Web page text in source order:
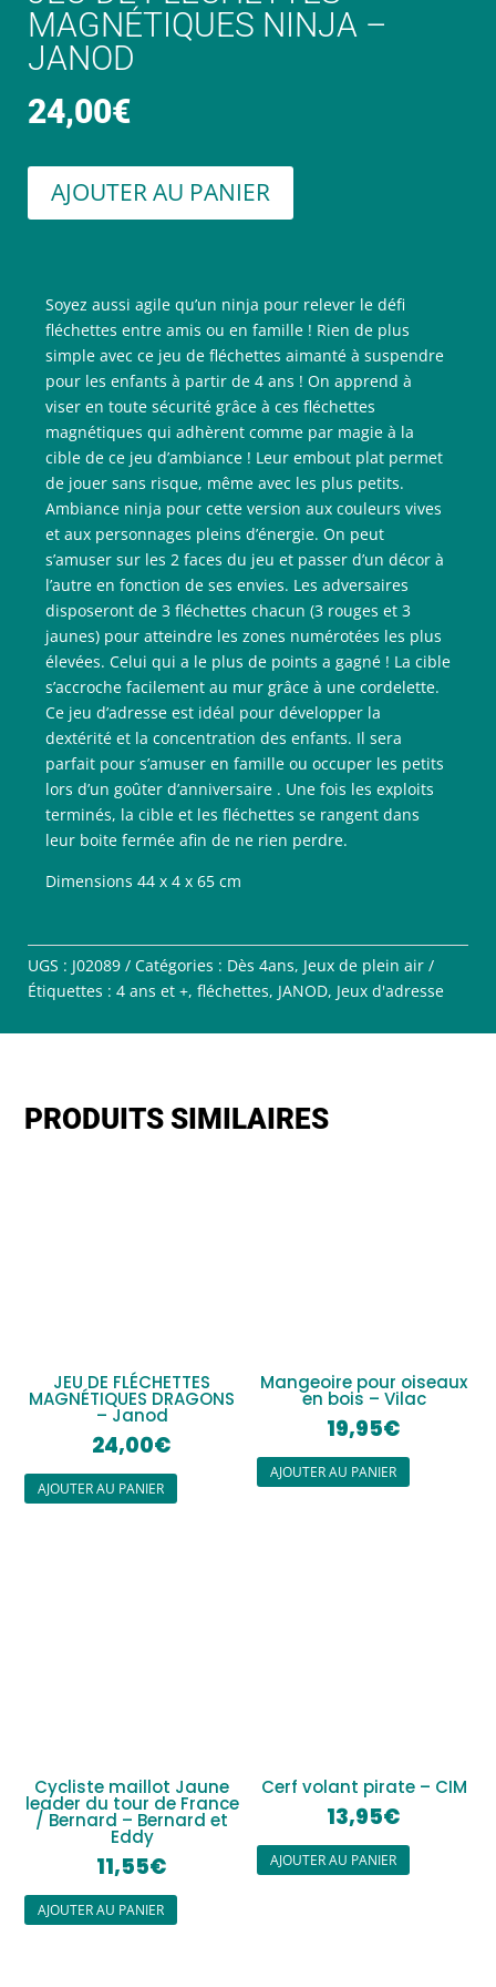
MAGNÉTIQUES NINJA –
JANOD
24,00€
AJOUTER AU PANIER
Soyez aussi agile qu’un ninja pour relever le défi
fléchettes entre amis ou en famille ! Rien de plus
simple avec ce jeu de fléchettes aimanté à suspendre
pour les enfants à partir de 4 ans ! On apprend à
viser en toute sécurité grâce à ces fléchettes
magnétiques qui adhèrent comme par magie à la
cible de ce jeu d’ambiance ! Leur embout plat permet
de jouer sans risque, même avec les plus petits.
Ambiance ninja pour cette version aux couleurs vives
et aux personnages pleins d’énergie. On peut
s’amuser sur les 2 faces du jeu et passer d’un décor à
l’autre en fonction de ses envies. Les adversaires
disposeront de 3 fléchettes chacun (3 rouges et 3
jaunes) pour atteindre les zones numérotées les plus
élevées. Celui qui a le plus de points a gagné ! La cible
s’accroche facilement au mur grâce à une cordelette.
Ce jeu d’adresse est idéal pour développer la
dextérité et la concentration des enfants. Il sera
parfait pour s’amuser en famille ou occuper les petits
lors d’un goûter d’anniversaire . Une fois les exploits
terminés, la cible et les fléchettes se rangent dans
leur boite fermée afin de ne rien perdre.
Dimensions 44 x 4 x 65 cm
UGS : J02089 Catégories : Dès 4ans, Jeux de plein air
Étiquettes : 4 ans et +, fléchettes, JANOD, Jeux d'adresse
PRODUITS SIMILAIRES
JEU DE FLÉCHETTES
MAGNÉTIQUES DRAGONS
– Janod
24,00€
AJOUTER AU PANIER
Mangeoire pour oiseaux
en bois – Vilac
19,95€
AJOUTER AU PANIER
Cycliste maillot Jaune
leader du tour de France
/ Bernard – Bernard et
Eddy
11,55€
AJOUTER AU PANIER
Cerf volant pirate – CIM
13,95€
AJOUTER AU PANIER